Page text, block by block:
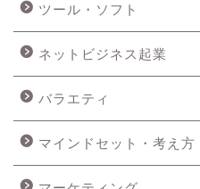
ツール・ソフト
ネットビジネス起業
バラエティ
マインドセット・考え方